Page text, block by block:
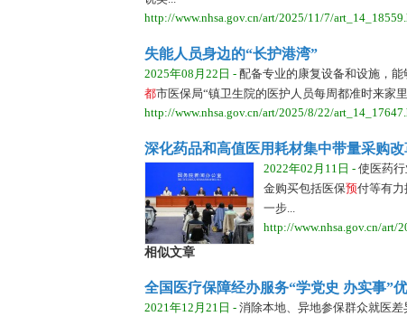
http://www.nhsa.gov.cn/art/2025/11/7/
失能人员身边的“长护港湾”
2025年08月22日 - 配备专业的康复设备和设施，
都市医保局“镇卫生院的医护人员每周都准时来家
http://www.nhsa.gov.cn/art/2025/8/22/
深化药品和高值医用耗材集中带量采购
2022年02月11日 - 使医药行
金购买包括医保预付等有
一步...
http://www.nhsa.gov.cn/art/
相似文章
全国医疗保障经办服务“学党史 办实事”
2021年12月21日 - 消除本地、异地参保群众就医